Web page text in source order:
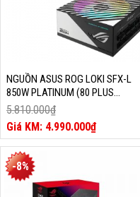
NGUỒN ASUS ROG LOKI SFX-L
850W PLATINUM (80 PLUS
PLATINUM, ARGB, ATX 3.1, PCIE
5.1)
5.810.000₫
Giá
gốc
là:
5.810.000₫.
4.990.000₫
Giá
hiện
tại
là:
4.990.000₫.
-8%